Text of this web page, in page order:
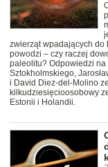
zwierząt wpadających do
powodzi – czy raczej
paleolitu? Odpowiedzi
Sztokholmskiego,
i David Diez-del-Molino
kilkudziesięcioosobowy
Estonii i Holandii.